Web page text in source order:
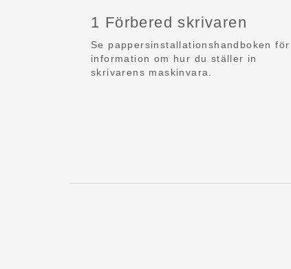
1 Förbered skrivaren
Se pappersinstallationshandboken för
information om hur du ställer in
skrivarens maskinvara.